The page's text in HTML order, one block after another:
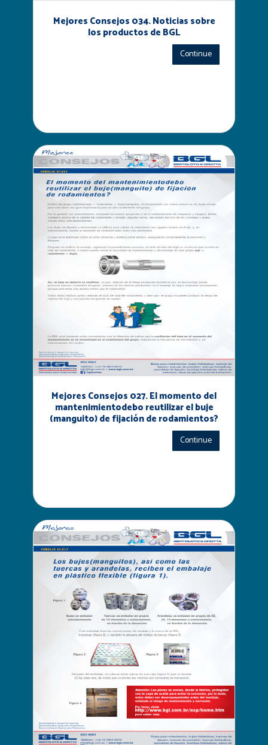
Mejores Consejos 034. Noticias sobre
los productos de BGL
Continue
Mejores Consejos 027. El momento del
mantenimientodebo reutilizar el buje
(manguito) de fijación de rodamientos?
Continue